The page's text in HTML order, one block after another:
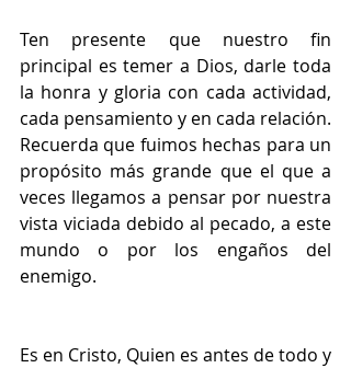
Ten presente que nuestro fin
principal es temer a Dios, darle toda
la honra y gloria con cada actividad,
cada pensamiento y en cada relación.
Recuerda que fuimos hechas para un
propósito más grande que el que a
veces llegamos a pensar por nuestra
vista viciada debido al pecado, a este
mundo o por los engaños del
enemigo.
Es en Cristo, Quien es antes de todo y